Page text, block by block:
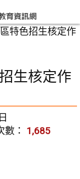
特色招生核定作
生核定作
數： 1,685